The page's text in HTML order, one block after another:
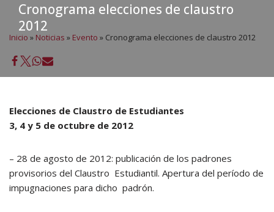
Cronograma elecciones de claustro
2012
Inicio » Noticias » Evento » Cronograma elecciones de claustro 2012
Elecciones de Claustro de Estudiantes
3, 4 y 5 de octubre de 2012
– 28 de agosto de 2012: publicación de los padrones
provisorios del Claustro Estudiantil. Apertura del período de
impugnaciones para dicho padrón.